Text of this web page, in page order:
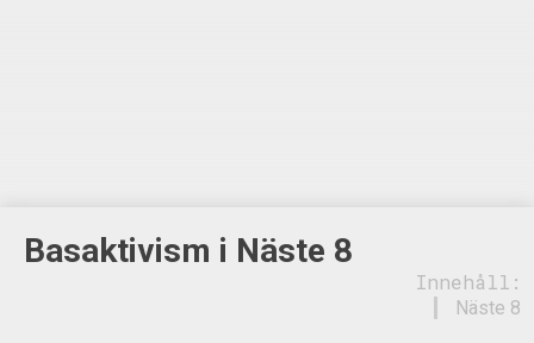
Basaktivism i Näste 8
Innehåll:
Näste 8